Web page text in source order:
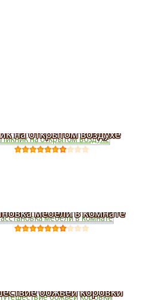
на открытом воздухе
мебели в комнате
божьей коровки